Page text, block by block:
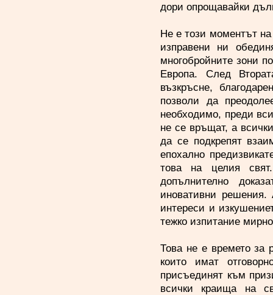
дори опрощавайки
Не е този моментът на
изправени ни
многобройните зони
Европа. След
възкръсне,
позволи да
необходимо, преди
не се връщат, а
да се подкрепят
епохално
това на целия
допълнително
иновативни решения.
интереси и
тежко изпитание
Това не е времето за
които имат
присъединят към
всички краища на